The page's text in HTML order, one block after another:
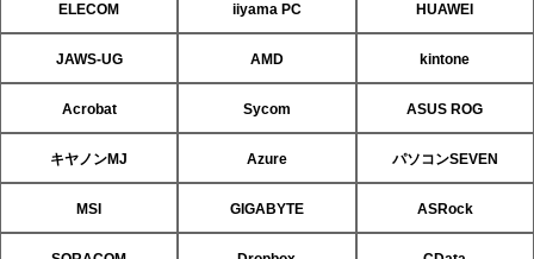
ELECOM iiyama PC HUAWEI
JAWS-UG AMD kintone
Acrobat Sycom ASUS ROG
キヤノンMJ Azure パソコンSEVEN
MSI GIGABYTE ASRock